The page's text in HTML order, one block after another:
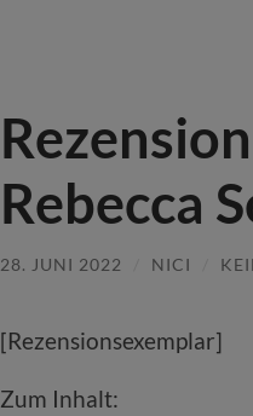
Rebecca
28. JUNI 2022 NICI
[Rezensionsexemplar]
Zum Inhalt: